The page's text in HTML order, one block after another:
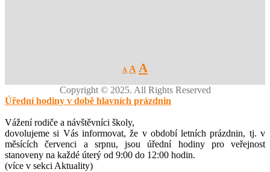
A
Decrease
font
A Reset
font
size.
A
font
size.
Copyright © 2025. All Rights Reserved
Úřední hodiny v době hlavních prázdnin
Vážení rodiče a návštěvníci školy,
dovolujeme si Vás informovat, že v období letních prázdnin, tj. v
měsících červenci a srpnu, jsou úřední hodiny pro veřejnost
stanoveny na každé úterý od 9:00 do 12:00 hodin.
(více v sekci Aktuality)